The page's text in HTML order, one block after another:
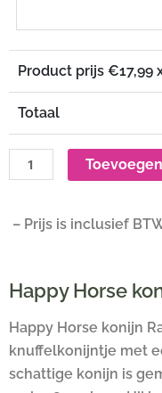
Product prijs €17,99
Totaal
– Prijs is inclusief
Happy Horse
Happy Horse konijn
knuffelkonijntje met
schattige konijn is